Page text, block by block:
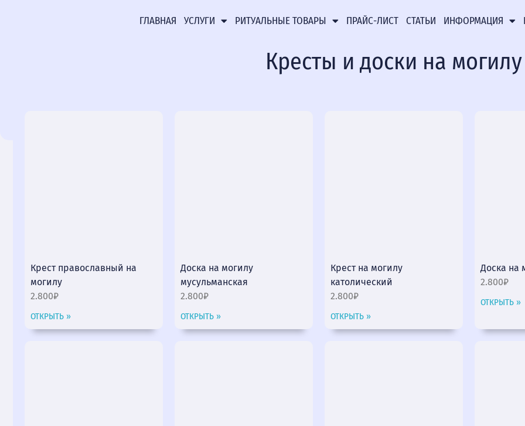
ГЛАВНАЯ УСЛУГИ РИТУАЛЬНЫЕ ТОВАРЫ ПРАЙС-ЛИСТ СТАТЬИ ИНФОРМАЦИЯ
Кресты и доски на могилу
Крест православный на
могилу
2.800₽
ОТКРЫТЬ »
Доска на могилу
мусульманская
2.800₽
ОТКРЫТЬ »
Крест на могилу
католический
2.800₽
ОТКРЫТЬ »
Доска на
2.800₽
ОТКРЫТЬ »